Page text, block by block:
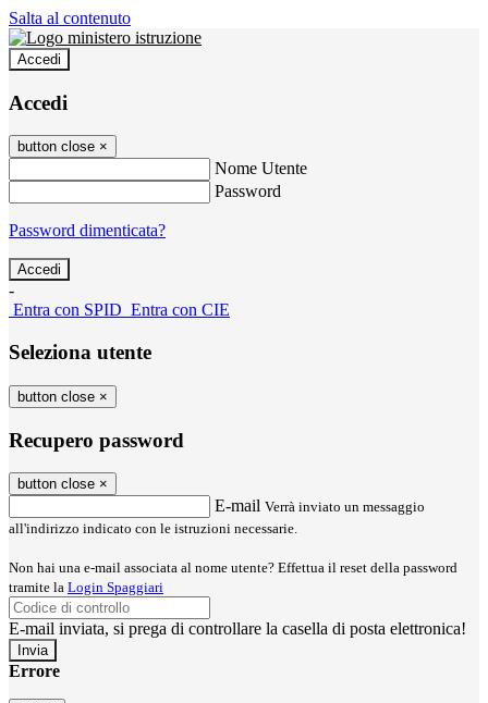
Salta al contenuto
Accedi
Accedi
button close ×
Nome Utente
Password
Password dimenticata?
-
Entra con SPID Entra con CIE
Seleziona utente
button close ×
Recupero password
button close ×
E-mail Verrà inviato un messaggio
all'indirizzo indicato con le istruzioni necessarie.
Non hai una e-mail associata al nome utente? Effettua il reset della password
tramite la Login Spaggiari
E-mail inviata, si prega di controllare la casella di posta elettronica!
Errore